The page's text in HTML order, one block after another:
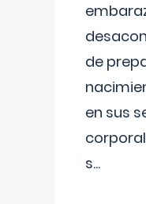
de
en sus
s...